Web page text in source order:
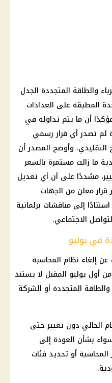
والطاقة المتجددة الجدل
المطبقة على العدادات
اعتبارًا من يوليو 2026، مؤكدًا أن ما يتم تداوله في
لم تصدر أي قرار رسمي
التقليدي. وأوضح المصدر أن
ما زالت مستمرة بالسعر
مشددًا على أن أي تعديل
معلن من الجهات
إلى مناقشات برلمانية
الاجتماعي.
في يوليو
إلغاء نظام المحاسبة
أول يوليو المقبل لا يستند
المتجددة أو الشركة
الحالي دون تغيير حتى
بشأن العودة إلى
أو تحديد فئات